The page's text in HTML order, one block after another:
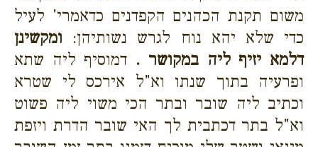
משום תקנת הכהנים הקפדנים כדאמרי' לעיל
כדי שלא יהא נוח לגרש נשותיהן: ומקשינן
דלמא יזיף ליה במקושר . דמוסיף ליה שתא
ופרעיה בתוך שנתו וא"ל אירכס לי שטרא
וכתיב ליה שובר ובתר הכי משוי ליה פשוט
וא"ל בתר דכתבית לך האי שובר הדרת ויזפת